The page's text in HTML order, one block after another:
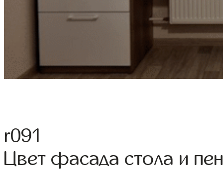
r091
Цвет фасада стола и